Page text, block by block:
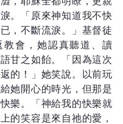
。「原來神知道我不快
，不斷流淚。」基督徒
教會，她認真聽道、讀
甘之如飴。「因為這次
的！」她笑說。以前玩
她開心的時光，但那是
樂。「神給我的快樂就
的笑容是來自祂的愛，